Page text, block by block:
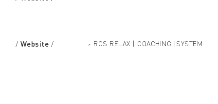
/ Website / > RCS RELAX | COACHING |SYSTEM